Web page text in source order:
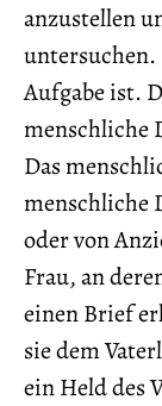
anzustellen
untersuchen.
Aufgabe ist.
menschliche
Das
menschliche
oder von
Frau, an
einen Brief
sie dem
ein Held des